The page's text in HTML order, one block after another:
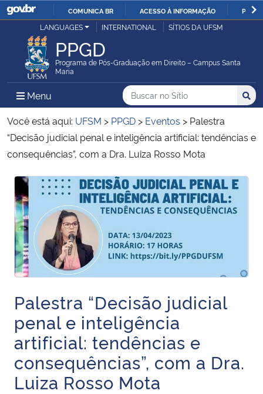
IR
O
COMUNICA BR ACESSO À INFORMAÇÃO
Ministério da Justiça e Segurança Pública
Ministério da Defesa
Ministério das Relações Exteriores
Ministério da Economia
Ministério da Infraestrutura
Ministério da Agricultura, Pecuária e Abastecimento
Ministério da Educação
Ministério da Cidadania
Ministério da Saúde
Ministério de Minas e Energia
Ministério da Ciência, Tecnologia, Inovações e Comunicações
LANGUAGES INTERNATIONAL SÍTIOS DA UFSM
PPGD
Programa de Pós-Graduação em Direito – Campus Santa
Maria
Menu Menu Principal do Sítio
Busca
Buscar no no Sítio
Busca:
Você está aqui: UFSM > PPGD > Eventos > Palestra
“Decisão judicial penal e inteligência artificial: tendências e
consequências”, com a Dra. Luiza Rosso Mota
Início do conteúdo
Início do conteúdo
Palestra “Decisão judicial
penal e inteligência
artificial: tendências e
consequências”, com a Dra.
Luiza Rosso Mota